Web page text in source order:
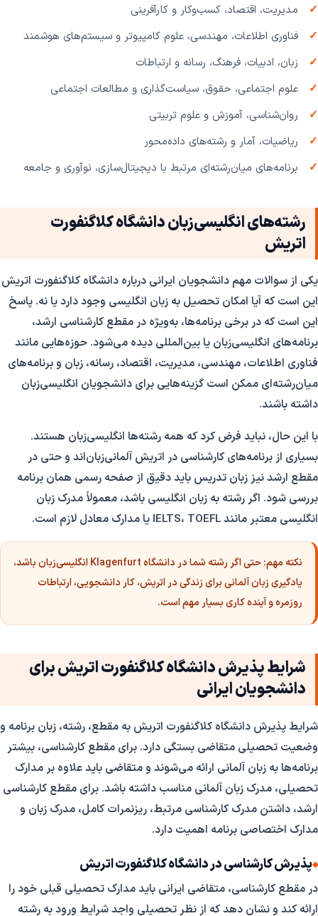
مدیریت، اقتصاد، کسب‌وکار و کارآفرینی
فناوری اطلاعات، مهندسی، علوم کامپیوتر و سیستم‌های هوشمند
زبان، ادبیات، فرهنگ، رسانه و ارتباطات
علوم اجتماعی، حقوق، سیاست‌گذاری و مطالعات اجتماعی
روان‌شناسی، آموزش و علوم تربیتی
ریاضیات، آمار و رشته‌های داده‌محور
برنامه‌های میان‌رشته‌ای مرتبط با دیجیتال‌سازی، نوآوری و جامعه
رشته‌های انگلیسی‌زبان دانشگاه کلاگنفورت
اتریش
یکی از سوالات مهم دانشجویان ایرانی درباره دانشگاه کلاگنفورت اتریش
این است که آیا امکان تحصیل به زبان انگلیسی وجود دارد یا نه. پاسخ
این است که در برخی برنامه‌ها، به‌ویژه در مقطع کارشناسی ارشد،
برنامه‌های انگلیسی‌زبان یا بین‌المللی دیده می‌شود. حوزه‌هایی مانند
فناوری اطلاعات، مهندسی، مدیریت، اقتصاد، رسانه، زبان و برنامه‌های
میان‌رشته‌ای ممکن است گزینه‌هایی برای دانشجویان انگلیسی‌زبان
داشته باشند.
با این حال، نباید فرض کرد که همه رشته‌ها انگلیسی‌زبان هستند.
بسیاری از برنامه‌های کارشناسی در اتریش آلمانی‌زبان‌اند و حتی در
مقطع ارشد نیز زبان تدریس باید دقیق از صفحه رسمی همان برنامه
بررسی شود. اگر رشته به زبان انگلیسی باشد، معمولاً مدرک زبان
انگلیسی معتبر مانند IELTS، TOEFL یا مدارک معادل لازم است.
نکته مهم:
حتی اگر رشته شما در دانشگاه Klagenfurt انگلیسی‌زبان باشد،
یادگیری زبان آلمانی برای زندگی در اتریش، کار دانشجویی، ارتباطات
روزمره و آینده کاری بسیار مهم است.
شرایط پذیرش دانشگاه کلاگنفورت اتریش برای
دانشجویان ایرانی
شرایط پذیرش دانشگاه کلاگنفورت اتریش به مقطع، رشته، زبان برنامه و
وضعیت تحصیلی متقاضی بستگی دارد. برای مقطع کارشناسی، بیشتر
برنامه‌ها به زبان آلمانی ارائه می‌شوند و متقاضی باید علاوه بر مدارک
تحصیلی، مدرک زبان آلمانی مناسب داشته باشد. برای مقطع کارشناسی
ارشد، داشتن مدرک کارشناسی مرتبط، ریزنمرات کامل، مدرک زبان و
مدارک اختصاصی برنامه اهمیت دارد.
پذیرش کارشناسی در دانشگاه کلاگنفورت اتریش
در مقطع کارشناسی، متقاضی ایرانی باید مدارک تحصیلی قبلی خود را
ارائه کند و نشان دهد که از نظر تحصیلی واجد شرایط ورود به رشته